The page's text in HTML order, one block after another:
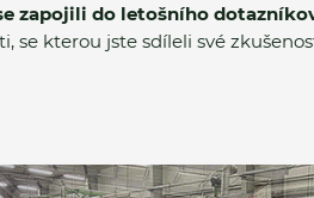
zapojili do letošního
se kterou jste sdíleli své